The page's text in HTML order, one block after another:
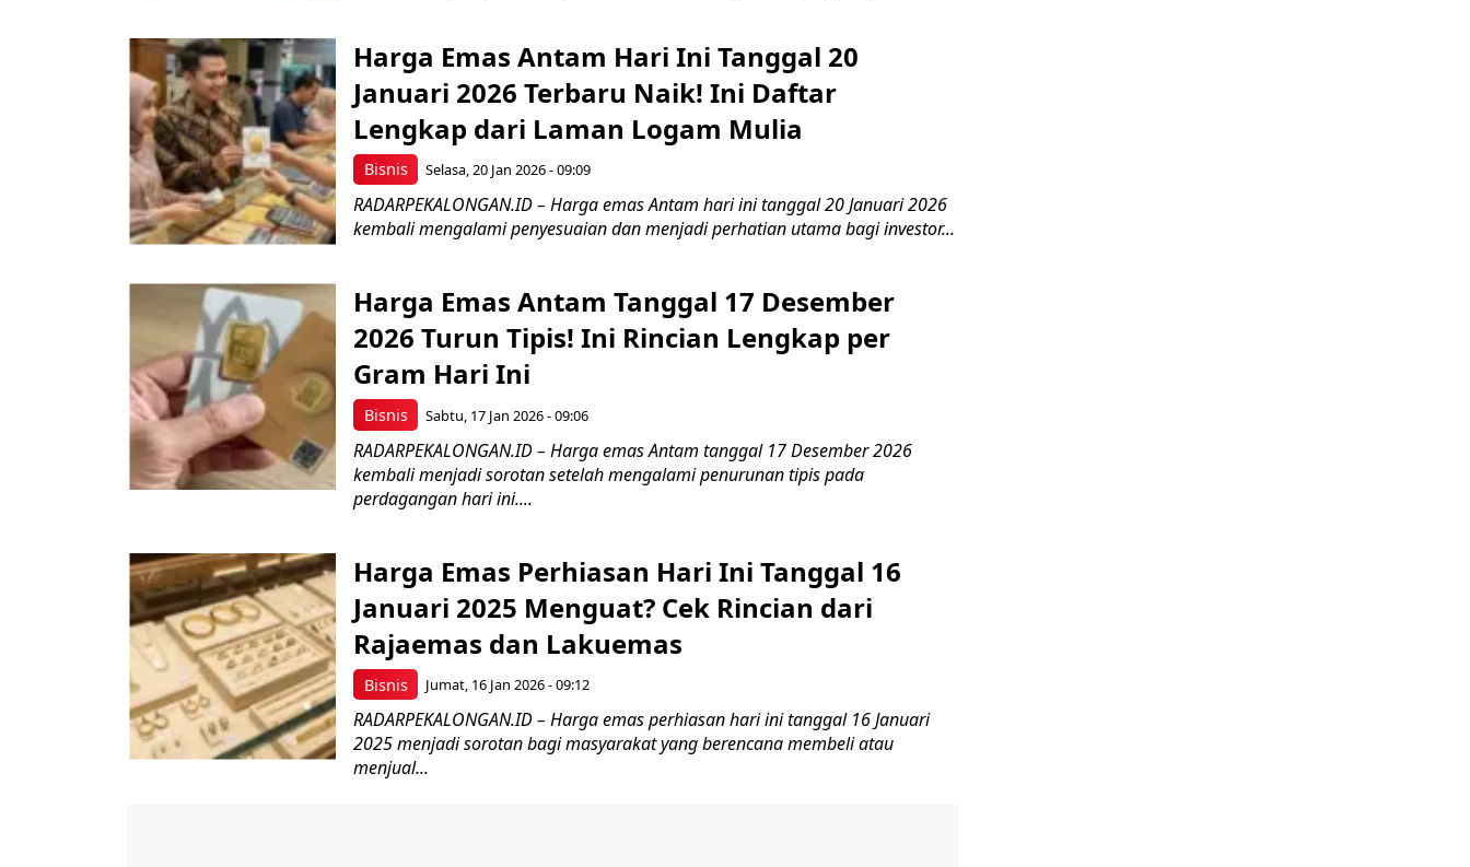
Bisnis
Harga Emas Antam Hari Ini Tanggal 20
Januari 2026 Terbaru Naik! Ini Daftar
Lengkap dari Laman Logam Mulia
Selasa, 20 Jan 2026 - 09:09
RADARPEKALONGAN.ID – Harga emas Antam hari ini tanggal 20 Januari 2026
kembali mengalami penyesuaian dan menjadi perhatian utama bagi investor...
Bisnis
Harga Emas Antam Tanggal 17 Desember
2026 Turun Tipis! Ini Rincian Lengkap per
Gram Hari Ini
Sabtu, 17 Jan 2026 - 09:06
RADARPEKALONGAN.ID – Harga emas Antam tanggal 17 Desember 2026
kembali menjadi sorotan setelah mengalami penurunan tipis pada
perdagangan hari ini....
Bisnis
Harga Emas Perhiasan Hari Ini Tanggal 16
Januari 2025 Menguat? Cek Rincian dari
Rajaemas dan Lakuemas
Jumat, 16 Jan 2026 - 09:12
RADARPEKALONGAN.ID – Harga emas perhiasan hari ini tanggal 16 Januari
2025 menjadi sorotan bagi masyarakat yang berencana membeli atau
menjual...